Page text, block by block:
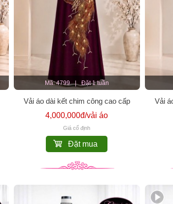
Mã: 4799 | Đặt 1 tuần
Vải áo dài kết chim công cao cấp
4,000,000đ/vải áo
Giá cố định
Đặt mua
Vải